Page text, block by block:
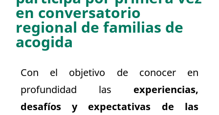
en conversatorio
regional de familias de
acogida
Con el objetivo de conocer en
profundidad las experiencias,
desafíos y expectativas de las